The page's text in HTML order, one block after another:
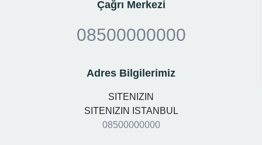
Çağrı Merkezi
08500000000
Adres Bilgilerimiz
SITENIZIN
SITENIZIN ISTANBUL
08500000000